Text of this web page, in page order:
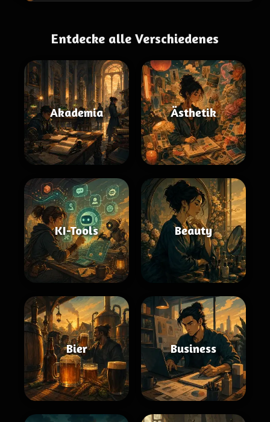
Entdecke alle Verschiedenes
Akademia Ästhetik
KI-Tools Beauty
Bier Business